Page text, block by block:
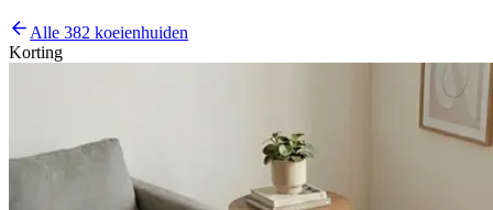
Alle 382 koeienhuiden
Korting